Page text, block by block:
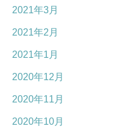
2021年3月
2021年2月
2021年1月
2020年12月
2020年11月
2020年10月